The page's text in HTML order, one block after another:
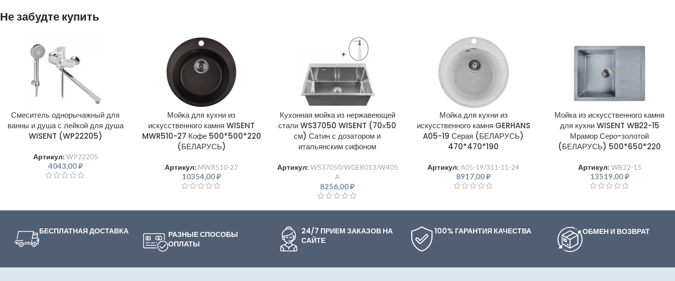
Не забудте купить
Смеситель однорычажный для
ванны и душа с лейкой для душа
WISENT (WP22205)
Артикул: WP22205
4043,00₽
Мойка для кухни из
искусственного камня WISENT
MWR510-27 Кофе 500*500*220
(БЕЛАРУСЬ)
Артикул: MWR510-27
10354,00₽
Кухонная мойка из нержавеющей
стали WS37050 WISENT (70х50
см) Сатин с дозатором и
итальянским сифоном
Артикул: WS37050/WGER013/W405
A
8256,00₽
Мойка для кухни из
искусственного камня GERHANS
A05-19 Серая (БЕЛАРУСЬ)
470*470*190
Артикул:A05-19/311-11-24
8917,00₽
Мойка из искусственного камня
для кухни WISENT WB22-15
Мрамор Серо-золотой
(БЕЛАРУСЬ) 500*650*220
Артикул: WB22-15
13519,00₽
БЕСПЛАТНАЯ ДОСТАВКА
РАЗНЫЕ СПОСОБЫ
ОПЛАТЫ
24/7 ПРИЕМ ЗАКАЗОВ НА
САЙТЕ
100% ГАРАНТИЯ КАЧЕСТВА ОБМЕН И ВОЗВРАТ